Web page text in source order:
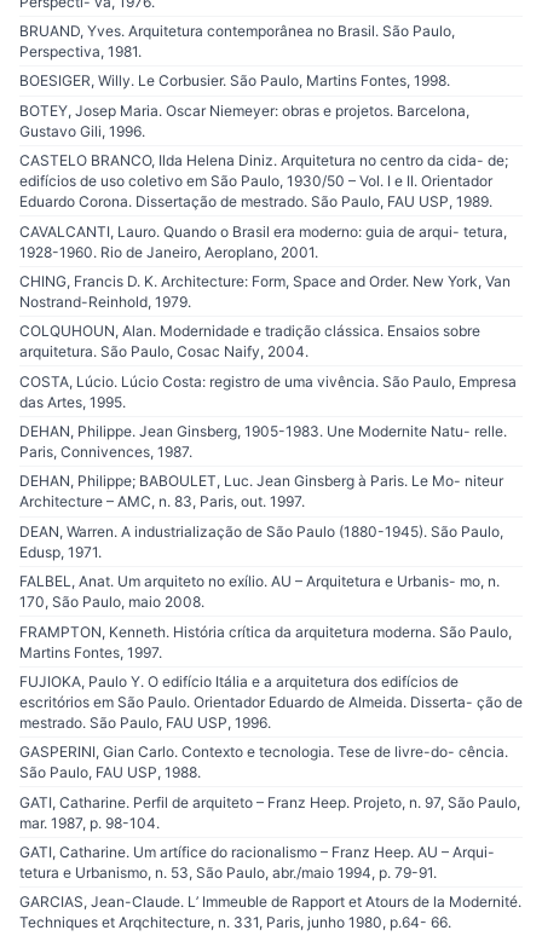
BRUAND, Yves. Arquitetura contemporânea no Brasil. São Paulo,
Perspectiva, 1981.
BOESIGER, Willy. Le Corbusier. São Paulo, Martins Fontes, 1998.
BOTEY, Josep Maria. Oscar Niemeyer: obras e projetos. Barcelona,
Gustavo Gili, 1996.
CASTELO BRANCO, Ilda Helena Diniz. Arquitetura no centro da cida- de;
edifícios de uso coletivo em São Paulo, 1930/50 – Vol. I e II. Orientador
Eduardo Corona. Dissertação de mestrado. São Paulo, FAU USP, 1989.
CAVALCANTI, Lauro. Quando o Brasil era moderno: guia de arqui- tetura,
1928-1960. Rio de Janeiro, Aeroplano, 2001.
CHING, Francis D. K. Architecture: Form, Space and Order. New York, Van
Nostrand-Reinhold, 1979.
COLQUHOUN, Alan. Modernidade e tradição clássica. Ensaios sobre
arquitetura. São Paulo, Cosac Naify, 2004.
COSTA, Lúcio. Lúcio Costa: registro de uma vivência. São Paulo, Empresa
das Artes, 1995.
DEHAN, Philippe. Jean Ginsberg, 1905-1983. Une Modernite Natu- relle.
Paris, Connivences, 1987.
DEHAN, Philippe; BABOULET, Luc. Jean Ginsberg à Paris. Le Mo- niteur
Architecture – AMC, n. 83, Paris, out. 1997.
DEAN, Warren. A industrialização de São Paulo (1880-1945). São Paulo,
Edusp, 1971.
FALBEL, Anat. Um arquiteto no exílio. AU – Arquitetura e Urbanis- mo, n.
170, São Paulo, maio 2008.
FRAMPTON, Kenneth. História crítica da arquitetura moderna. São Paulo,
Martins Fontes, 1997.
FUJIOKA, Paulo Y. O edifício Itália e a arquitetura dos edifícios de
escritórios em São Paulo. Orientador Eduardo de Almeida. Disserta- ção de
mestrado. São Paulo, FAU USP, 1996.
GASPERINI, Gian Carlo. Contexto e tecnologia. Tese de livre-do- cência.
São Paulo, FAU USP, 1988.
GATI, Catharine. Perfil de arquiteto – Franz Heep. Projeto, n. 97, São Paulo,
mar. 1987, p. 98-104.
GATI, Catharine. Um artífice do racionalismo – Franz Heep. AU – Arqui-
tetura e Urbanismo, n. 53, São Paulo, abr./maio 1994, p. 79-91.
GARCIAS, Jean-Claude. L’ Immeuble de Rapport et Atours de la Modernité.
Techniques et Arqchitecture, n. 331, Paris, junho 1980, p.64- 66.